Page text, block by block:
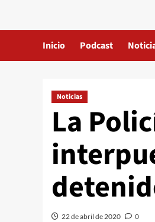
Inicio Podcast
Noticias
La
22 de abril de 2020 0